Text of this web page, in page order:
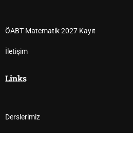
ÖABT Matematik 2027 Kayıt
İletişim
Links
Derslerimiz